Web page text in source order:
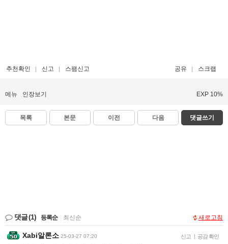
추천확인 신고 스팸신고 공유 스크랩
메뉴 인장보기 EXP 10%
목록 본문 이전 다음 댓글쓰기
댓글(1) 등록순 최신순 새로고침
Xabi알론소 25-03-27 07:20 신고 | 공감 확인